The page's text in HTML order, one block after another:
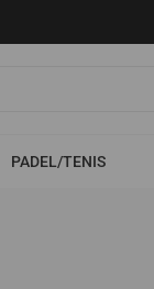
PADEL/TENIS